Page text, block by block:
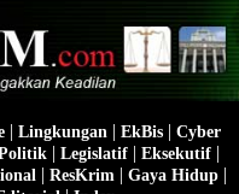
| Lingkungan | EkBis| Cyber
| Legislatif | Eksekutif |
| ResKrim | Gaya Hidup |